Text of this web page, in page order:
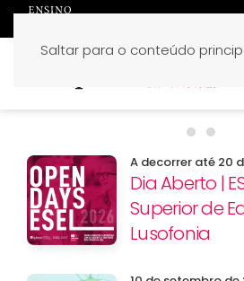
Saltar para o conteúdo
A decorrer até 20
Dia Aberto |
Superior de
Lusofonia